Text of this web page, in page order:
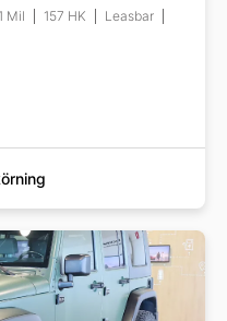
Mil 157 HK
Leasbar